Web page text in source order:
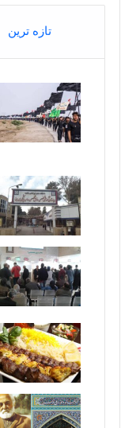
تازه ترین